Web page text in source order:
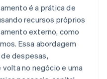
financeira
de financiamento
sem dinheiro em
fiscal 83(b)
de padrão
é a prática de
recursos próprios
externo, como
Essa abordagem
despesas,
no negócio e uma